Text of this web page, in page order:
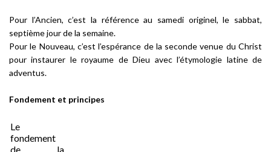
Pour l’Ancien, c’est la référence au samedi originel, le sabbat,
septième jour de la semaine.
Pour le Nouveau, c’est l’espérance de la seconde venue du Christ
pour instaurer le royaume de Dieu avec l’étymologie latine de
adventus.
Fondement et principes
Le
fondement
de la